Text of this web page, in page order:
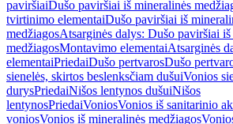
paviršiaiDušo paviršiai iš mineralinės
tvirtinimo elementaiDušo paviršiai iš
medžiagosAtsarginės dalys: Dušo paviršiai
medžiagosMontavimo elementaiAtsarginės
elementaiPriedaiDušo pertvarosDušo
sienelės, skirtos beslenksčiam dušuiVonios
durysPriedaiNišos lentynos dušuiNišos
lentynosPriedaiVoniosVonios iš sanitarinio
voniosVonios iš mineralinės medžiagos